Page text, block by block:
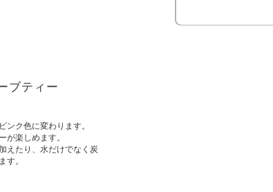
ブティー
ンク色に変わります。
が楽しめます。
えたり、水だけでなく炭
す。